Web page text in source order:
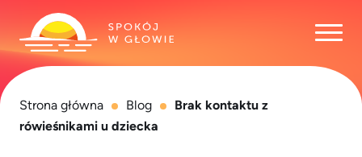
Strona główna Blog
Brak kontaktu z
rówieśnikami u dziecka